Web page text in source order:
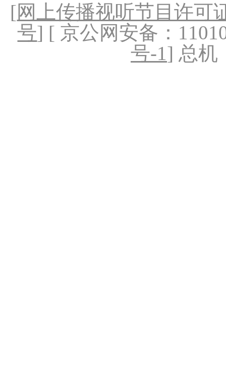
[网上传播视听节目许可
号] [ 京公网安备：
号-1] 总机